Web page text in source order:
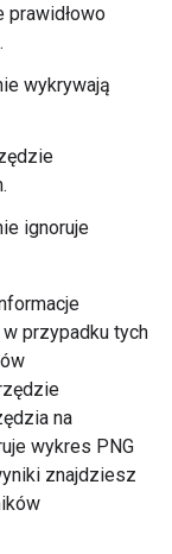
prawidłowo
wykrywają
ignoruje
przypadku tych
na
wykres PNG
znajdziesz